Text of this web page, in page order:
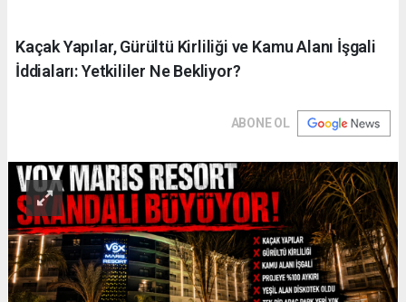
Kaçak Yapılar, Gürültü Kirliliği ve Kamu Alanı İşgali
İddiaları: Yetkililer Ne Bekliyor?
ABONE OL